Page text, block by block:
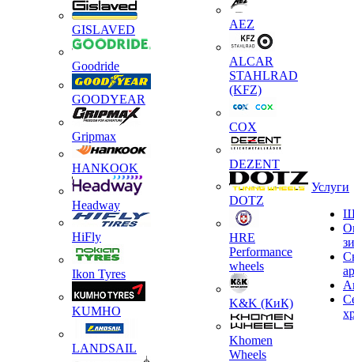
GISLAVED
Goodride
GOODYEAR
Gripmax
HANKOOK
Headway
HiFly
Ikon Tyres
KUMHO
LANDSAIL
AEZ
ALCAR
STAHLRAD
(KFZ)
COX
DEZENT
DOTZ
HRE
Performance
wheels
K&K (КиК)
Khomen
Wheels
Услуги